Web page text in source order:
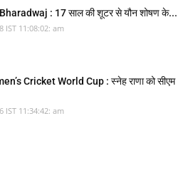
: 17 साल की शूटर से यौन शोषण के...
IST 11:08:02: am
Cricket World Cup : स्नेह राणा को सीएम
IST 11:34:42: am